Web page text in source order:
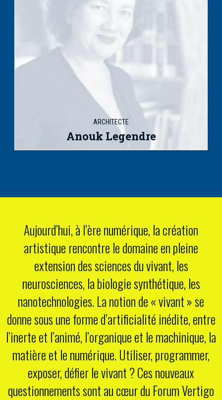
ARCHITECTE
Anouk Legendre
Aujourd’hui, à l’ère numérique, la création
artistique rencontre le domaine en pleine
extension des sciences du vivant, les
neurosciences, la biologie synthétique, les
nanotechnologies. La notion de « vivant » se
donne sous une forme d’artificialité inédite, entre
l’inerte et l’animé, l’organique et le machinique, la
matière et le numérique. Utiliser, programmer,
exposer, défier le vivant ? Ces nouveaux
questionnements sont au cœur du Forum Vertigo